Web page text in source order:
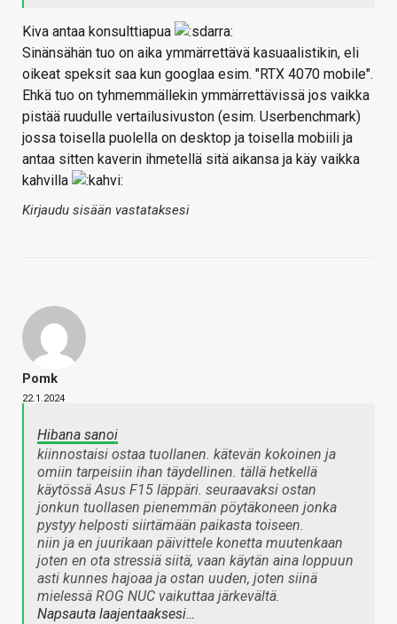
Kiva antaa konsulttiapua
Sinänsähän tuo on aika ymmärrettävä kasuaalistikin, eli
oikeat speksit saa kun googlaa esim. "RTX 4070 mobile".
Ehkä tuo on tyhmemmällekin ymmärrettävissä jos vaikka
pistää ruudulle vertailusivuston (esim. Userbenchmark)
jossa toisella puolella on desktop ja toisella mobiili ja
antaa sitten kaverin ihmetellä sitä aikansa ja käy vaikka
kahvilla
Kirjaudu sisään vastataksesi
Pomk
22.1.2024
Hibana sanoi
kiinnostaisi ostaa tuollanen. kätevän kokoinen ja
omiin tarpeisiin ihan täydellinen. tällä hetkellä
käytössä Asus F15 läppäri. seuraavaksi ostan
jonkun tuollasen pienemmän pöytäkoneen jonka
pystyy helposti siirtämään paikasta toiseen.
niin ja en juurikaan päivittele konetta muutenkaan
joten en ota stressiä siitä, vaan käytän aina loppuun
asti kunnes hajoaa ja ostan uuden, joten siinä
mielessä ROG NUC vaikuttaa järkevältä.
Napsauta laajentaaksesi…